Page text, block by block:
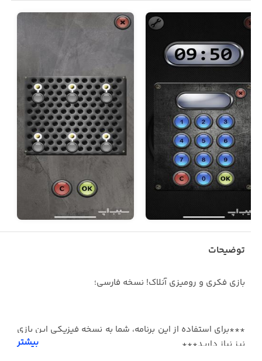
توضیحات
بازی فکری و رومیزی آنلاک! نسخه فارسی؛
***برای استفاده از این برنامه، شما به نسخه فیزیکی این بازی
نیز نیاز دارید***
بیشتر